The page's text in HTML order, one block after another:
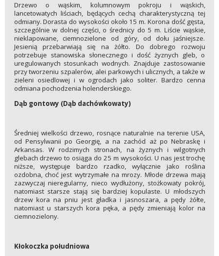
Drzewo o wąskim, kolumnowym pokroju i wąskich,
lancetowatych liściach, będących cechą charakterystyczną tej
odmiany. Dorasta do wysokości około 15 m. Korona dość gęsta,
szczególnie w dolnej części, o średnicy do 5 m. Liście wąskie,
nieklapowane, ciemnozielone od góry, od dołu jaśniejsze.
Jesienią przebarwiają się na żółto. Do dobrego rozwoju
potrzebuje stanowiska słonecznego i dość żyznych gleb, o
uregulowanych stosunkach wodnych. Znajduje zastosowanie
przy tworzeniu szpalerów, alei parkowych i ulicznych, a także w
zieleni osiedlowej i w ogrodach jako soliter. Bardzo cenna
odmiana pochodzenia holenderskiego.
Dąb gontowy (Dąb dachówkowaty)
Średniej wielkości drzewo, rosnące naturalnie na terenie USA,
od Pensylwanii po Georgię, a na zachód aż po Nebraskę i
Arkansas. W rodzimych stronach, na żyznych i wilgotnych
glebach drzewo to osiąga do 25 m wysokości. U nas jest trochę
niższe, występuje bardzo rzadko, wyłącznie jako roślina
ozdobna, choć jest wytrzymałe na mrozy. Młode drzewa mają
zazwyczaj nieregularny, nieco wydłużony, stożkowaty pokrój,
natomiast starsze stają się bardziej kopulaste. U młodszych
drzew kora na pniu jest gładka i jasnoszara, a pędy żółte,
natomiast u starszych kora pęka, a pędy zmieniają kolor na
ciemnozielony.
Kłokoczka południowa